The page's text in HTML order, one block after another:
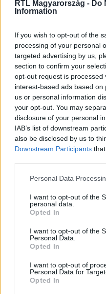
RTL Magyarország - Do
Information
If you wish to opt-out of the
processing of your personal
targeted advertising by us,
section to confirm your
opt-out request is processed
interest-based ads based
us or personal information
your opt-out. You may
disclosure of your personal
IAB’s list of downstream
also be disclosed by us to
Downstream Participants
Please note that this
not limited to your visit or
grant or deny consent to
use your data for below
consent section.
Personal Data
I want to opt-out of the
personal data.
Opted In
I want to opt-out of the
Personal Data.
Opted In
I want to opt-out of
Personal Data for
Opted In
Kövess minket, és
Facebookon is!
PRESSER GÁBOR